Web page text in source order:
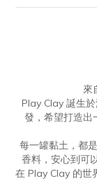
來
Play Clay 誕生
發，希望打造出
每一罐黏土，都
香料，安心到可
在 Play Clay 的世